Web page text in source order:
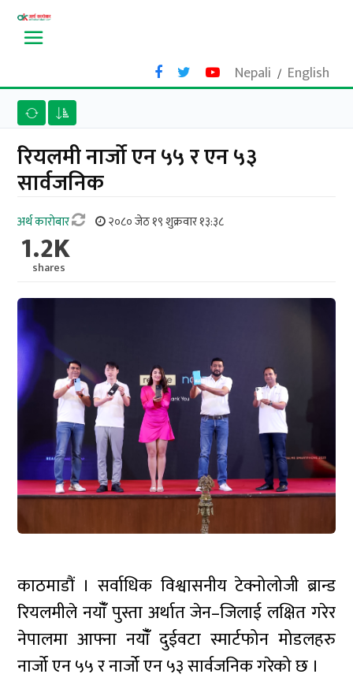
Nepali / English
रियलमी नार्जो एन ५५ र एन ५३
सार्वजनिक
अर्थ काराेबार २०८० जेठ १९ शुक्रवार १३:३८
1.2K
shares
काठमाडौं । सर्वाधिक विश्वासनीय टेक्नोलोजी ब्रान्ड
रियलमीले नयाँँ पुस्ता अर्थात जेन–जिलाई लक्षित गरेर
नेपालमा आफ्ना नयाँँ दुईवटा स्मार्टफोन मोडलहरु
नार्जो एन ५५ र नार्जो एन ५३ सार्वजनिक गरेको छ ।